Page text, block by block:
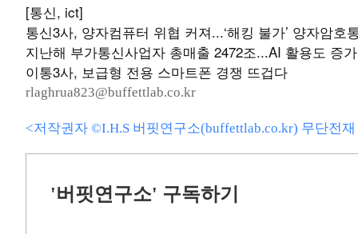
[통신, ict]
통신3사, 양자컴퓨터 위협 커져...‘해킹 불가’ 양자암호
지난해 부가통신사업자 총매출 2472조...AI 활용도 증가
이통3사, 보급형 전용 스마트폰 경쟁 뜨겁다
rlaghrua823@buffettlab.co.kr
<저작권자 ©I.H.S 버핏연구소(buffettlab.co.kr) 무단전
'버핏연구소' 구독하기